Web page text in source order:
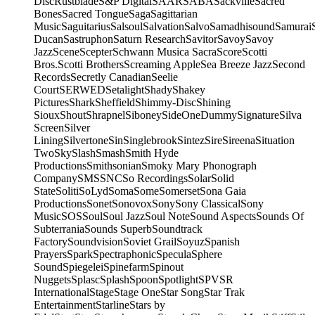
BonesSacred TongueSagaSagittarian
MusicSaguitariusSalsoulSalvationSalvoSamadhisoundSamurai
DucanSastruphonSaturn ResearchSavitorSavoySavoy
JazzSceneScepterSchwann Musica SacraScoreScotti
Bros.Scotti BrothersScreaming AppleSea Breeze JazzSecond
RecordsSecretly CanadianSeelie
CourtSERWEDSetalightShadyShakey
PicturesSharkSheffieldShimmy-DiscShining
SiouxShoutShrapnelSiboneySideOneDummySignatureSilva
ScreenSilver
LiningSilvertoneSinSinglebrookSintezSireSireenaSituation
TwoSkySlashSmashSmith Hyde
ProductionsSmithsonianSmoky Mary Phonograph
CompanySMSSNCSo RecordingsSolarSolid
StateSolitiSoLydSomaSomeSomersetSona Gaia
ProductionsSonetSonovoxSonySony ClassicalSony
MusicSOSSoulSoul JazzSoul NoteSound AspectsSounds Of
SubterraniaSounds SuperbSoundtrack
FactorySoundvisionSoviet GrailSoyuzSpanish
PrayersSparkSpectraphonicSpeculaSphere
SoundSpiegeleiSpinefarmSpinout
NuggetsSplascSplashSpoonSpotlightSPVSR
InternationalStageStage OneStar SongStar Trak
EntertainmentStarlineStars by